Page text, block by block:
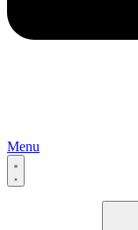
Menu